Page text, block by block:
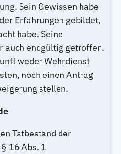
Sein Gewissen habe
Erfahrungen gebildet,
habe. Seine
auch endgültig getroffen.
weder Wehrdienst
noch einen Antrag
stellen.
Tatbestand der
16 Abs. 1